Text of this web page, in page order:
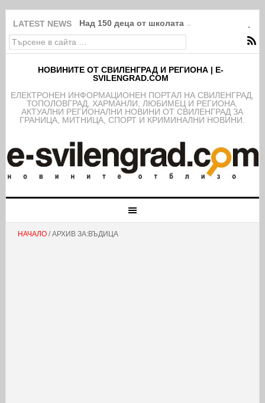
LATEST NEWS Над 150 деца от школата на ФК
НОВИНИТЕ ОТ СВИЛЕНГРАД И РЕГИОНА | E-
SVILENGRAD.COM
EЛЕКТРОНЕН ИНФОРМАЦИОНЕН ПОРТАЛ НА СВИЛЕНГРАД,
ТОПОЛОВГРАД, ХАРМАНЛИ, ЛЮБИМЕЦ И РЕГИОНА.
АКТУАЛНИ РЕГИОНАЛНИ НОВИНИ ОТ СВИЛЕНГРАД ЗА
ГРАНИЦА, МИТНИЦА, СПОРТ И КРИМИНАЛНИ НОВИНИ.
НАЧАЛО/ АРХИВ ЗА:ВЪДИЦА